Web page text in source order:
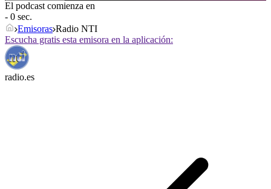
El podcast comienza en
- 0 sec.
Emisoras Radio NTI
Escucha gratis esta emisora en la aplicación:
radio.es